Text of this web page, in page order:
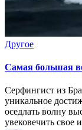
Опубликовано
Другое
Самая большая
Серфингист из
уникальное
оседлать волну
увековечить свое